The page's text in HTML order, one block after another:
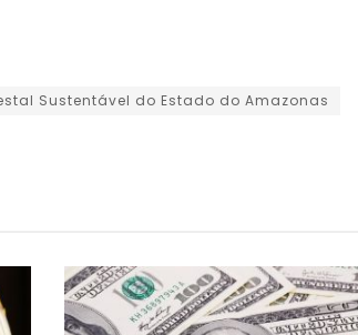
Sustentável do Estado do Amazonas